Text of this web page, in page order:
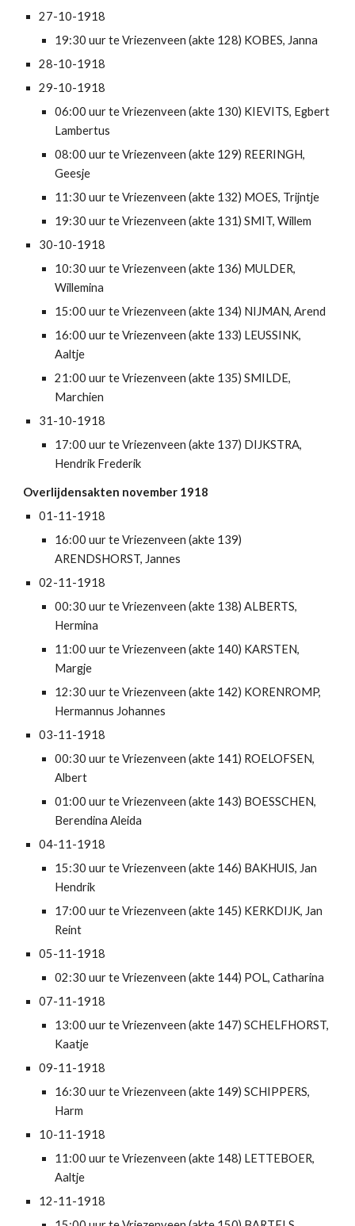
27-10-1918
19:30 uur te Vriezenveen (akte 128) KOBES, Janna
28-10-1918
29-10-1918
06:00 uur te Vriezenveen (akte 130) KIEVITS, Egbert
Lambertus
08:00 uur te Vriezenveen (akte 129) REERINGH,
Geesje
11:30 uur te Vriezenveen (akte 132) MOES, Trijntje
19:30 uur te Vriezenveen (akte 131) SMIT, Willem
30-10-1918
10:30 uur te Vriezenveen (akte 136) MULDER,
Willemina
15:00 uur te Vriezenveen (akte 134) NIJMAN, Arend
16:00 uur te Vriezenveen (akte 133) LEUSSINK,
Aaltje
21:00 uur te Vriezenveen (akte 135) SMILDE,
Marchien
31-10-1918
17:00 uur te Vriezenveen (akte 137) DIJKSTRA,
Hendrik Frederik
Overlijdensakten november 1918
01-11-1918
16:00 uur te Vriezenveen (akte 139)
ARENDSHORST, Jannes
02-11-1918
00:30 uur te Vriezenveen (akte 138) ALBERTS,
Hermina
11:00 uur te Vriezenveen (akte 140) KARSTEN,
Margje
12:30 uur te Vriezenveen (akte 142) KORENROMP,
Hermannus Johannes
03-11-1918
00:30 uur te Vriezenveen (akte 141) ROELOFSEN,
Albert
01:00 uur te Vriezenveen (akte 143) BOESSCHEN,
Berendina Aleida
04-11-1918
15:30 uur te Vriezenveen (akte 146) BAKHUIS, Jan
Hendrik
17:00 uur te Vriezenveen (akte 145) KERKDIJK, Jan
Reint
05-11-1918
02:30 uur te Vriezenveen (akte 144) POL, Catharina
07-11-1918
13:00 uur te Vriezenveen (akte 147) SCHELFHORST,
Kaatje
09-11-1918
16:30 uur te Vriezenveen (akte 149) SCHIPPERS,
Harm
10-11-1918
11:00 uur te Vriezenveen (akte 148) LETTEBOER,
Aaltje
12-11-1918